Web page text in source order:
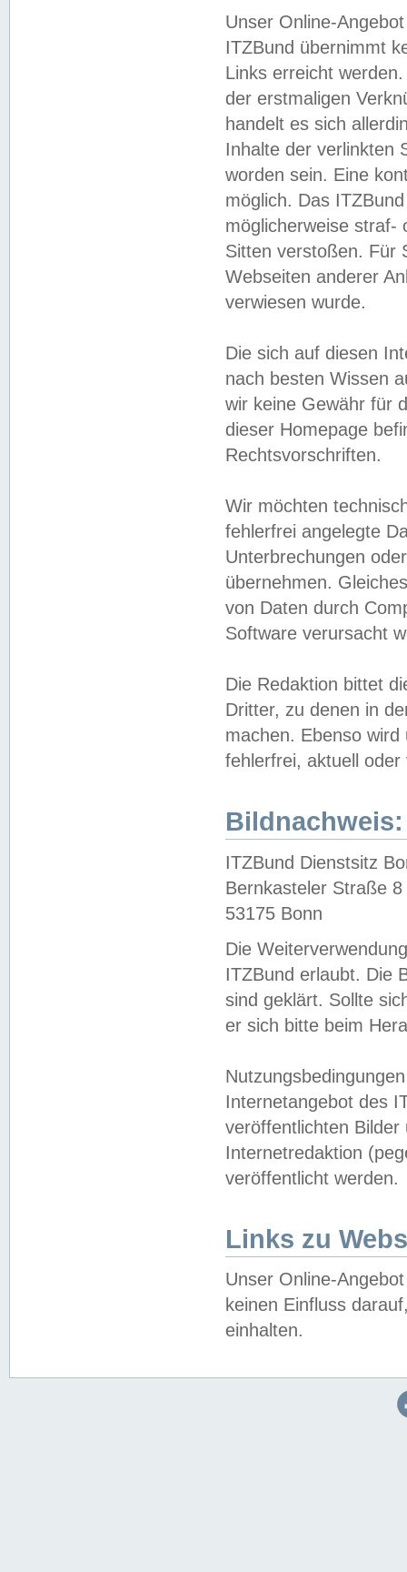
Unser Online-
ITZBund übernimmt
Links erreicht
der erstmaligen
handelt es sich
Inhalte der verlinkten
worden sein. Eine
möglich. Das
möglicherweise straf-
Sitten verstoßen. Für
Webseiten anderer
verwiesen wurde.
Die sich auf diesen
nach besten Wissen
wir keine Gewähr für
dieser Homepage
Rechtsvorschriften.
Wir möchten
fehlerfrei angelegte
Unterbrechungen
übernehmen.
von Daten durch
Software verursacht
Die Redaktion bittet
Dritter, zu denen in
machen. Ebenso
fehlerfrei, aktuell oder
Bildnachweis:
ITZBund Dienstsitz
Bernkasteler Straße 8
53175 Bonn
Die
ITZBund erlaubt. Die
sind geklärt. Sollte
er sich bitte beim
Internetangebot des
veröffentlichten
Internetredaktion
veröffentlicht werden.
Links zu
Unser Online-
keinen Einfluss
einhalten.